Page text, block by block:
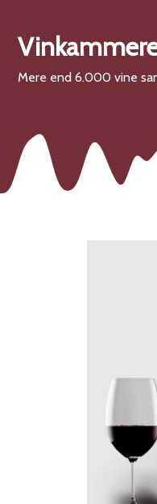
Mere end 6.000 vine